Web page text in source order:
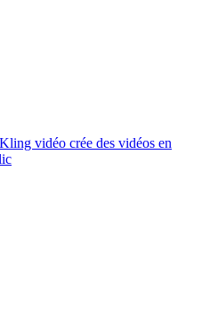
vidéo crée des vidéos en